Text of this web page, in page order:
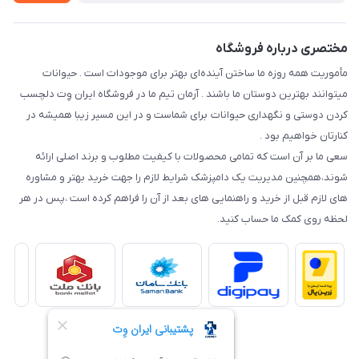
مختصری درباره فروشگاه
مأموریت همه روزه ما ساختن آینده‌ای بهتر برای موجودات است . حیوانات
میتوانند بهترین دوستان ما باشند . آرمان تیم ما در فروشگاه ایران وِت دلچسب
کردن دوستی و نگهداری حیوانات برای شماست و در این مسیر زیبا همیشه در
کنارتان خواهیم بود .
سعی ما بر آن است که تمامی محصولات با کیفیت مطلوب و برند اصلی ارائه
شوند،همچنین مدیریت یک دامپزشک شرایط لازم را جهت خرید بهتر و مشاوره
های لازم قبل از خرید و راهنمایی های بعد از آن را فراهم کرده است ،پس در هر
لحظه روی کمک ما حساب کنید.